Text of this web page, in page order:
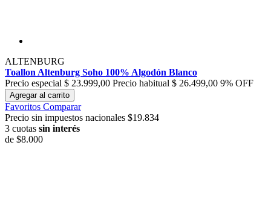
ALTENBURG
Toallon Altenburg Soho 100% Algodón Blanco
Precio especial $ 23.999,00 Precio habitual $ 26.499,00 9% OFF
Agregar al carrito
Favoritos Comparar
Precio sin impuestos nacionales $19.834
3 cuotas sin interés
de $8.000